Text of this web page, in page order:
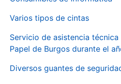
Varios tipos de cintas
Servicio de asistencia
Papel de Burgos durante el
Diversos guantes de